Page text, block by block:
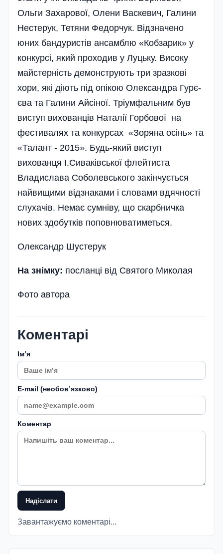
Ольги Захарової, Олени Васкевич, Галини
Нестерук, Тетяни Федорчук. Відзначено
юних бандуристів ансамблю «Кобзарик» у
конкурсі, який проходив у Луцьку. Високу
майстерність демонструють три зразкові
хори, які діють під опікою Олександра Гурє­
єва та Галини Айсіної. Тріумфальним був
виступ вихованців Наталії Горбової на
фестивалях та конкурсах «Зоряна осінь» та
«Талант - 2015». Будь-який виступ
вихованця І.Сиваківської флейтиста
Владислава Соболевського закінчується
найвищими відзнаками і словами вдячності
слухачів. Немає сумніву, що скарбничка
нових здобутків поповнюватиметься.
Олександр Шустерук
На знімку: посланці від Святого Миколая
Фото автора
Коментарі
Імʼя
E-mail (необовʼязково)
Коментар
Надіслати
Завантажуємо коментарі...